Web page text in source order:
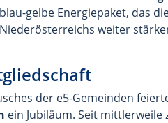
gelbe Energiepaket, das
weiter
der e5-Gemeinden
ein Jubiläum. Seit